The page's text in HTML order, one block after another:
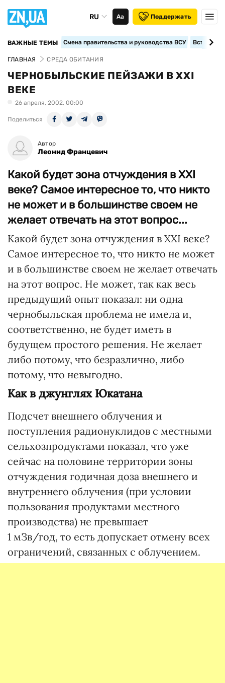
RU Аа Поддержать
ВАЖНЫЕ ТЕМЫ Смена правительства и руководства ВСУ
ГЛАВНАЯ СРЕДА ОБИТАНИЯ
ЧЕРНОБЫЛЬСКИЕ ПЕЙЗАЖИ В ХХI
ВЕКЕ
26 апреля, 2002, 00:00
Поделиться
Автор
Леонид Францевич
Какой будет зона отчуждения в ХХІ
веке? Самое интересное то, что никто
не может и в большинстве своем не
желает отвечать на этот вопрос...
Какой будет зона отчуждения в ХХІ веке?
Самое интересное то, что никто не может
и в большинстве своем не желает отвечать
на этот вопрос. Не может, так как весь
предыдущий опыт показал: ни одна
чернобыльская проблема не имела и,
соответственно, не будет иметь в
будущем простого решения. Не желает
либо потому, что безразлично, либо
потому, что невыгодно.
Как в джунглях Юкатана
Подсчет внешнего облучения и
поступления радионуклидов с местными
сельхозпродуктами показал, что уже
сейчас на половине территории зоны
отчуждения годичная доза внешнего и
внутреннего облучения (при условии
пользования продуктами местного
производства) не превышает
1 мЗв/год, то есть допускает отмену всех
ограничений, связанных с облучением.